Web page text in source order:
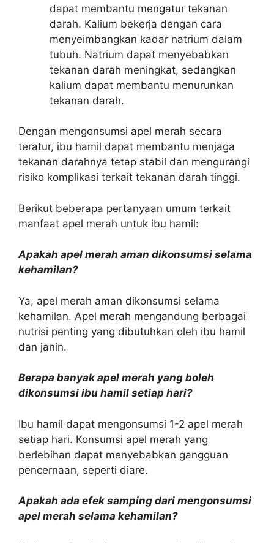
dapat membantu mengatur tekanan
darah. Kalium bekerja dengan cara
menyeimbangkan kadar natrium dalam
tubuh. Natrium dapat menyebabkan
tekanan darah meningkat, sedangkan
kalium dapat membantu menurunkan
tekanan darah.
Dengan mengonsumsi apel merah secara
teratur, ibu hamil dapat membantu menjaga
tekanan darahnya tetap stabil dan mengurangi
risiko komplikasi terkait tekanan darah tinggi.
Berikut beberapa pertanyaan umum terkait
manfaat apel merah untuk ibu hamil:
Apakah apel merah aman dikonsumsi selama
kehamilan?
Ya, apel merah aman dikonsumsi selama
kehamilan. Apel merah mengandung berbagai
nutrisi penting yang dibutuhkan oleh ibu hamil
dan janin.
Berapa banyak apel merah yang boleh
dikonsumsi ibu hamil setiap hari?
Ibu hamil dapat mengonsumsi 1-2 apel merah
setiap hari. Konsumsi apel merah yang
berlebihan dapat menyebabkan gangguan
pencernaan, seperti diare.
Apakah ada efek samping dari mengonsumsi
apel merah selama kehamilan?